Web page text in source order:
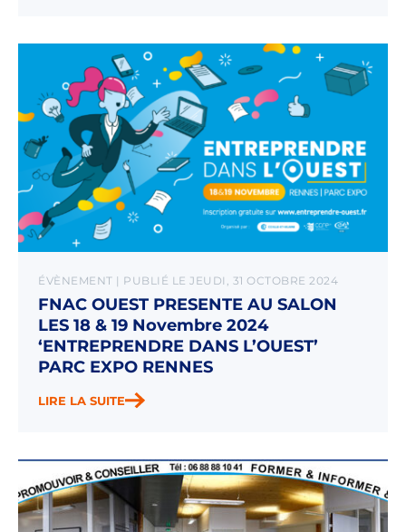
ÉVÈNEMENT | PUBLIÉ LE JEUDI, 31 OCTOBRE 2024
FNAC OUEST PRESENTE AU SALON
LES 18 & 19 Novembre 2024
‘ENTREPRENDRE DANS L’OUEST’
PARC EXPO RENNES
LIRE LA SUITE